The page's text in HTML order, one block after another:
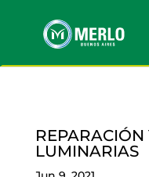
LUMINARIAS